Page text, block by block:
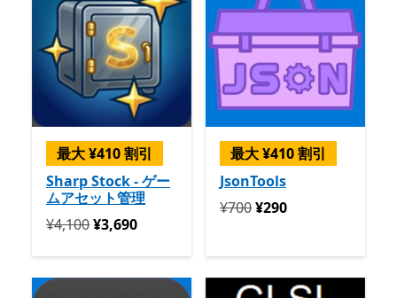
最大 ¥410 割引
Sharp Stock - ゲー
ムアセット管理
定価 ¥4,100 今すぐ ¥3,690
¥4,100¥3,690
最大 ¥410 割引
JsonTools
定価 ¥700 今すぐ ¥290
¥700¥290